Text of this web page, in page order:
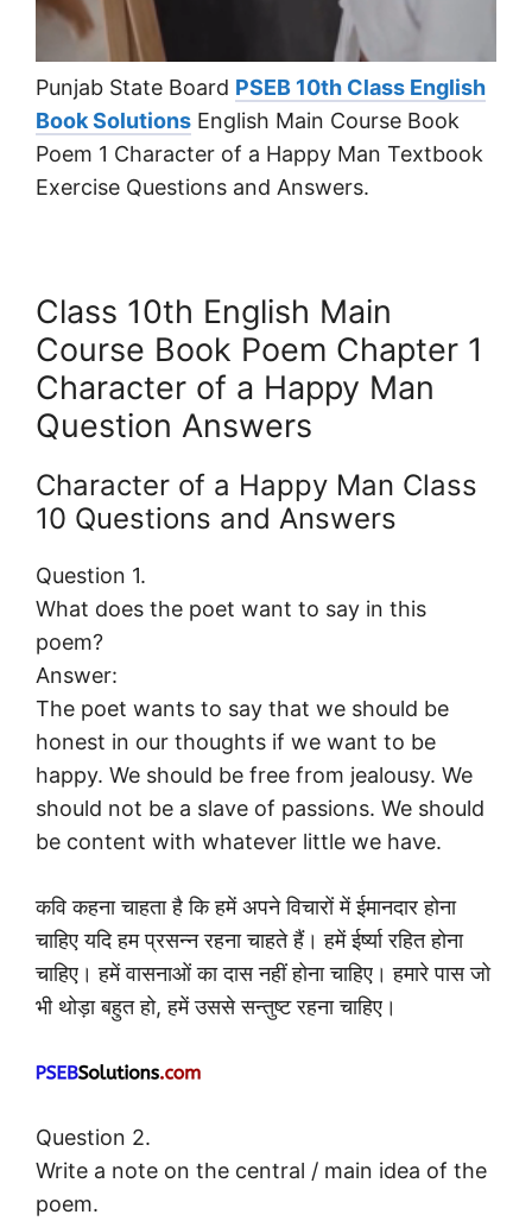
Punjab State Board PSEB 10th Class English
Book Solutions English Main Course Book
Poem 1 Character of a Happy Man Textbook
Exercise Questions and Answers.
Class 10th English Main
Course Book Poem Chapter 1
Character of a Happy Man
Question Answers
Character of a Happy Man Class
10 Questions and Answers
Question 1.
What does the poet want to say in this
poem?
Answer:
The poet wants to say that we should be
honest in our thoughts if we want to be
happy. We should be free from jealousy. We
should not be a slave of passions. We should
be content with whatever little we have.
कवि कहना चाहता है कि हमें अपने विचारों में ईमानदार होना
चाहिए यदि हम प्रसन्न रहना चाहते हैं। हमें ईर्ष्या रहित होना
चाहिए। हमें वासनाओं का दास नहीं होना चाहिए। हमारे पास जो
भी थोड़ा बहुत हो, हमें उससे सन्तुष्ट रहना चाहिए।
Question 2.
Write a note on the central / main idea of the
poem.